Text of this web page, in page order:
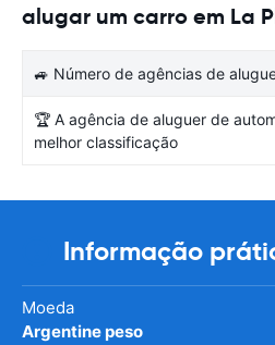
alugar um carro em La
🚙 Número de agências de
🏆 A agência de aluguer de
melhor classificação
Informação
Moeda
Argentine peso